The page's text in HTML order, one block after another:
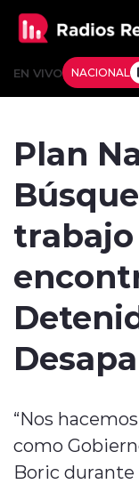
EN VIVO NACIONAL
Tendencias
Deportes
Plan
“Nos
como
Boric durante